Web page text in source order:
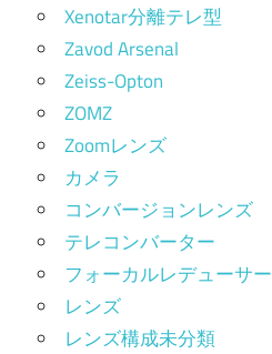
Xenotar分離テレ型
Zavod Arsenal
Zeiss-Opton
ZOMZ
Zoomレンズ
カメラ
コンバージョンレンズ
テレコンバーター
フォーカルレデューサー
レンズ
レンズ構成未分類